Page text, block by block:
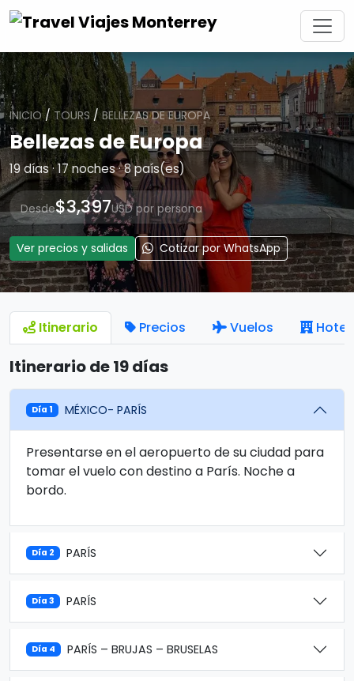
INICIO/TOURS/BELLEZAS DE EUROPA
Bellezas de Europa
19 días · 17 noches · 8 país(es)
Desde$3,397USD por persona
Ver precios y salidas Cotizar por WhatsApp
Itinerario Precios Vuelos
Itinerario de 19 días
Día 1 MÉXICO- PARÍS
Presentarse en el aeropuerto de su ciudad para
tomar el vuelo con destino a París. Noche a
bordo.
Día 2 PARÍS
Día 3 PARÍS
Día 4 PARÍS – BRUJAS – BRUSELAS